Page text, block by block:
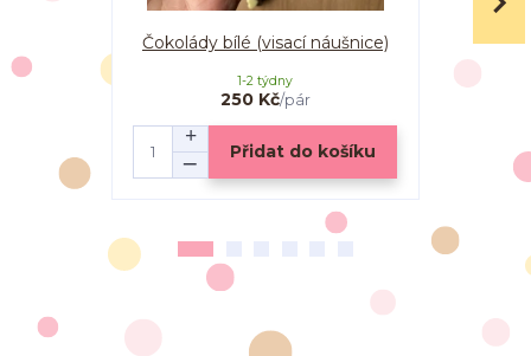
Čokolády bílé (visací náušnice)
250 Kč/pár
1-2 týdny
Přidat do košíku